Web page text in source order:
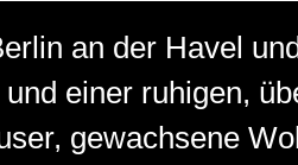
an der Havel
einer ruhigen,
gewachsene